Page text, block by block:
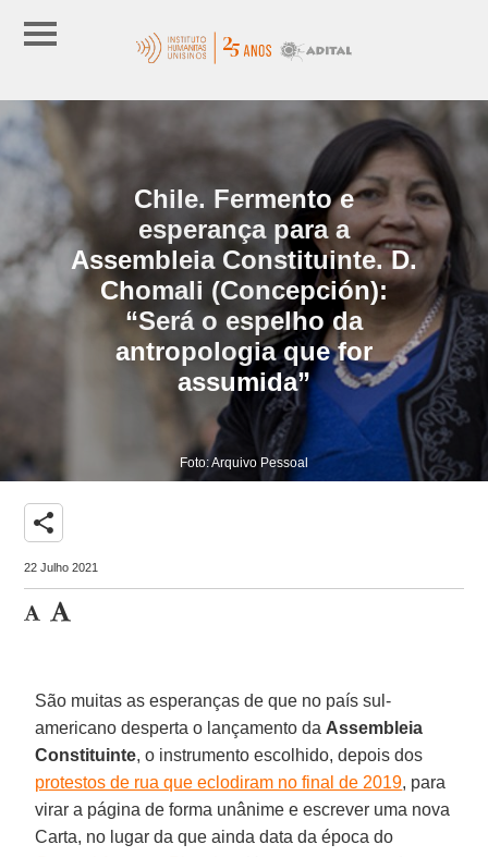
Chile. Fermento e
esperança para a
Assembleia Constituinte. D.
Chomali (Concepción):
“Será o espelho da
antropologia que for
assumida”
Foto: Arquivo Pessoal
share
22 Julho 2021
São muitas as esperanças de que no país sul-
americano desperta o lançamento da Assembleia
Constituinte, o instrumento escolhido, depois dos
protestos de rua que eclodiram no final de 2019, para
virar a página de forma unânime e escrever uma nova
Carta, no lugar da que ainda data da época do